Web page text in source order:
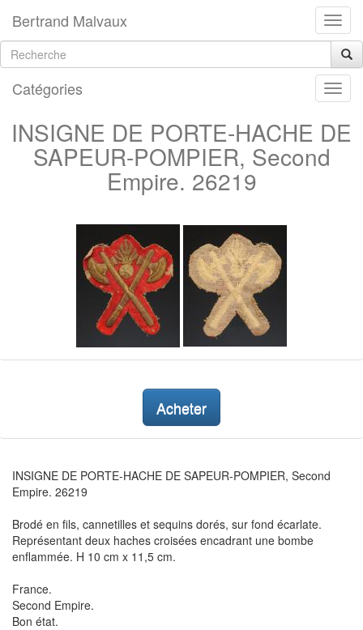
Bertrand Malvaux
Catégories
INSIGNE DE PORTE-HACHE DE
SAPEUR-POMPIER, Second
Empire. 26219
Acheter
INSIGNE DE PORTE-HACHE DE SAPEUR-POMPIER, Second
Empire. 26219
Brodé en fils, cannetilles et sequins dorés, sur fond écarlate.
Représentant deux haches croisées encadrant une bombe
enflammée. H 10 cm x 11,5 cm.
France.
Second Empire.
Bon état.